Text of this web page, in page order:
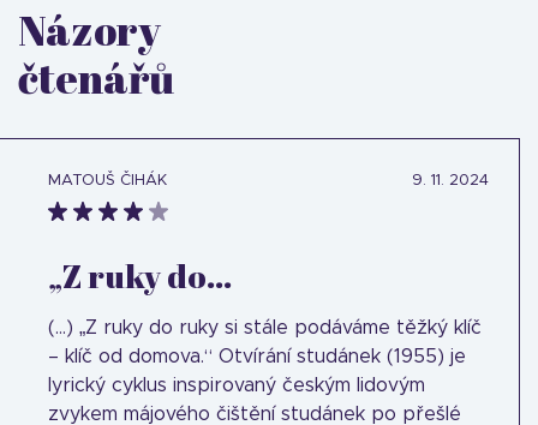
Názory
čtenářů
MATOUŠ ČIHÁK 9. 11. 2024
„Z ruky do...
(...) „Z ruky do ruky si stále podáváme těžký klíč
– klíč od domova.“ Otvírání studánek (1955) je
lyrický cyklus inspirovaný českým lidovým
zvykem májového čištění studánek po přešlé